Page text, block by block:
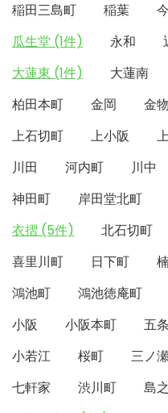
稲田三島町
稲葉
瓜生堂 (1件)
永和
大蓮東 (1件)
大蓮南
柏田本町
金岡 金
上石切町
上小阪
川田
河内町 川中
神田町
岸田堂北町
衣摺 (5件)
北石切町
喜里川町
日下町
鴻池町
鴻池徳庵町
小阪
小阪本町 五
小若江
桜町 三ノ
七軒家
渋川町 島